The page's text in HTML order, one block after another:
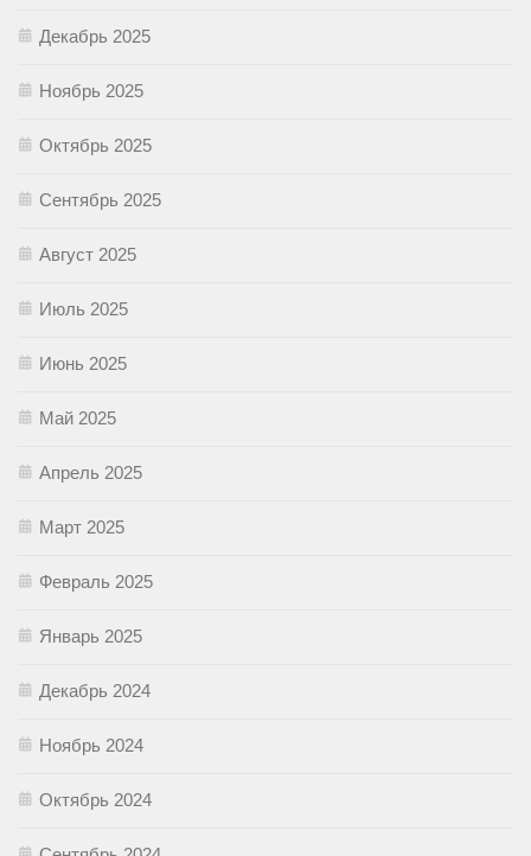
Декабрь 2025
Ноябрь 2025
Октябрь 2025
Сентябрь 2025
Август 2025
Июль 2025
Июнь 2025
Май 2025
Апрель 2025
Март 2025
Февраль 2025
Январь 2025
Декабрь 2024
Ноябрь 2024
Октябрь 2024